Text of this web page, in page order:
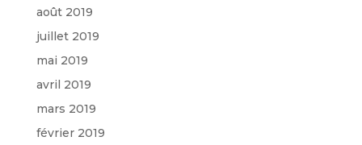
août 2019
juillet 2019
mai 2019
avril 2019
mars 2019
février 2019